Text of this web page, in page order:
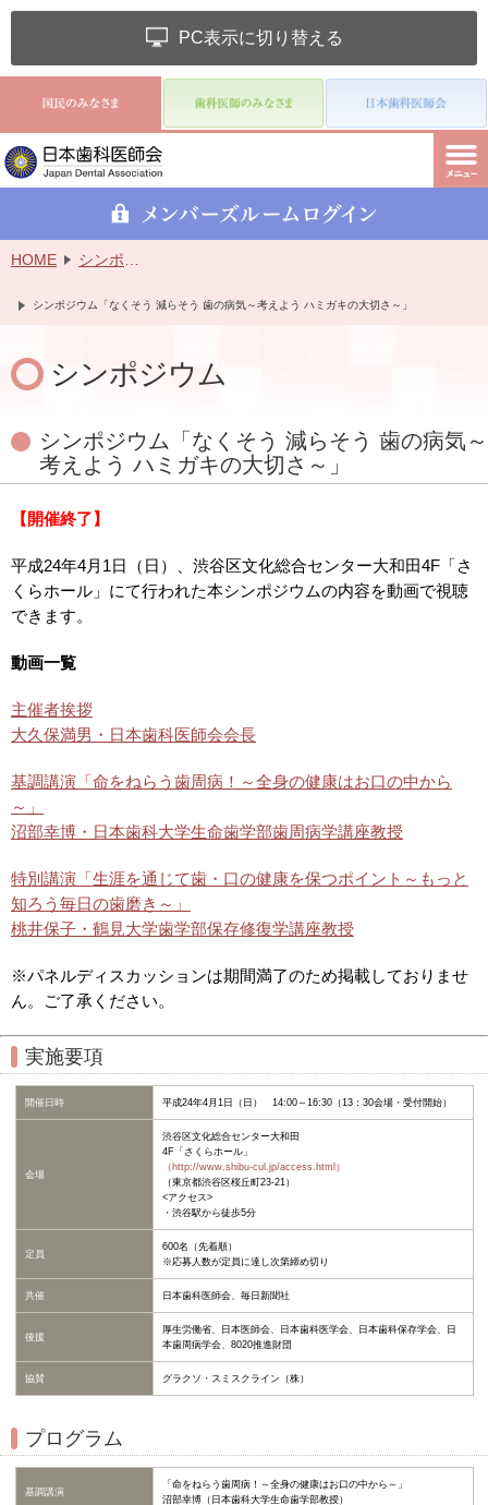
PC表示に切り替える
HOME
シンポジウム「なくそう 減らそう 歯の病気～考えよう ハミガキの大切さ～」
シンポジウム
シンポジウム「なくそう 減らそう 歯の病気～
考えよう ハミガキの大切さ～」
【開催終了】
平成24年4月1日（日）、渋谷区文化総合センター大和田4F「さ
くらホール」にて行われた本シンポジウムの内容を動画で視聴
できます。
動画一覧
主催者挨拶
大久保満男・日本歯科医師会会長
基調講演「命をねらう歯周病！～全身の健康はお口の中から
～」
沼部幸博・日本歯科大学生命歯学部歯周病学講座教授
特別講演「生涯を通じて歯・口の健康を保つポイント～もっと
知ろう毎日の歯磨き～」
桃井保子・鶴見大学歯学部保存修復学講座教授
※パネルディスカッションは期間満了のため掲載しておりませ
ん。ご了承ください。
実施要項
開催日時 平成24年4月1日（日） 14:00～16:30（13：30会場・受付開始）
会場
渋谷区文化総合センター大和田
4F「さくらホール」
（http://www.shibu-cul.jp/access.html）
（東京都渋谷区桜丘町23-21）
<アクセス>
・渋谷駅から徒歩5分
定員
600名（先着順）
※応募人数が定員に達し次第締め切り
共催 日本歯科医師会、毎日新聞社
後援
厚生労働省、日本医師会、日本歯科医学会、日本歯科保存学会、日
本歯周病学会、8020推進財団
協賛 グラクソ・スミスクライン（株）
プログラム
基調講演
「命をねらう歯周病！～全身の健康はお口の中から～」
沼部幸博（日本歯科大学生命歯学部教授）